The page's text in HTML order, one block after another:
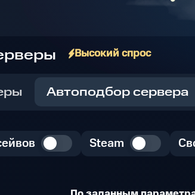
Высокий спрос
Автоподбор сервера
Steam